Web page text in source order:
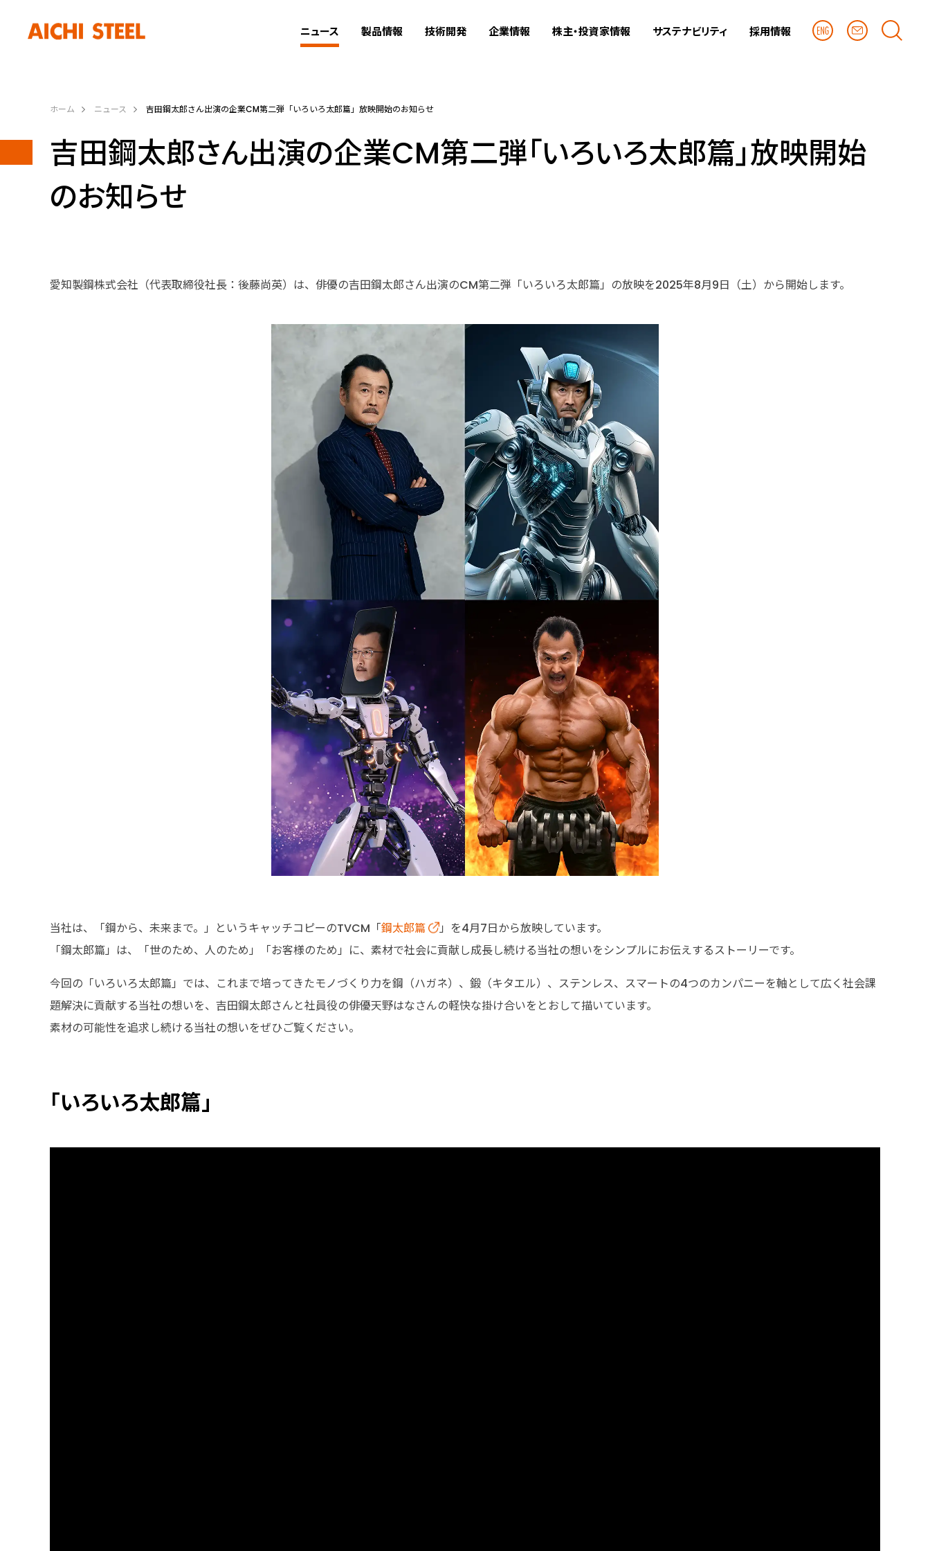
ニュース 製品情報 技術開発 企業情報 株主・投資家情報 サステナビリティ 採用情報
ホーム ニュース 吉田鋼太郎さん出演の企業CM第二弾「いろいろ太郎篇」放映開始のお知らせ
吉田鋼太郎さん出演の企業CM第二弾「いろいろ太郎篇」放映開始
のお知らせ
愛知製鋼株式会社（代表取締役社⾧：後藤尚英）は、俳優の吉田鋼太郎さん出演のCM第二弾「いろいろ太郎篇」の放映を2025年8月9日（土）から開始します。
当社は、「鋼から、未来まで。」というキャッチコピーのTVCM「鋼太郎篇
」を4月7日から放映しています。
「鋼太郎篇」は、「世のため、人のため」「お客様のため」に、素材で社会に貢献し成⾧し続ける当社の想いをシンプルにお伝えするストーリーです。
今回の「いろいろ太郎篇」では、これまで培ってきたモノづくり力を鋼（ハガネ）、鍛（キタエル）、ステンレス、スマートの4つのカンパニーを軸として広く社会課
題解決に貢献する当社の想いを、吉田鋼太郎さんと社員役の俳優天野はなさんの軽快な掛け合いをとおして描いています。
素材の可能性を追求し続ける当社の想いをぜひご覧ください。
「いろいろ太郎篇」